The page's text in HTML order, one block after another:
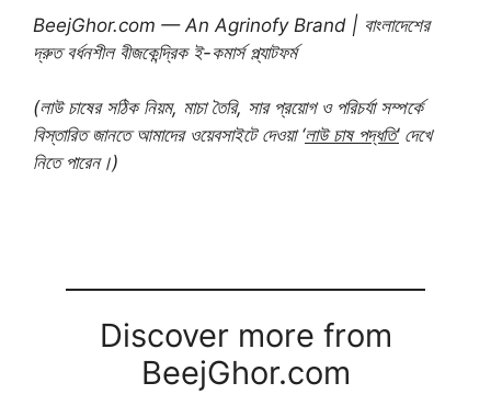
BeejGhor.com — An Agrinofy Brand | বাংলাদেশের
দ্রুত বর্ধনশীল বীজকেন্দ্রিক ই-কমার্স প্ল্যাটফর্ম
(লাউ চাষের সঠিক নিয়ম, মাচা তৈরি, সার প্রয়োগ ও পরিচর্যা সম্পর্কে
বিস্তারিত জানতে আমাদের ওয়েবসাইটে দেওয়া ‘লাউ চাষ পদ্ধতি’দেখে
নিতে পারেন।)
Discover more from
BeejGhor.com